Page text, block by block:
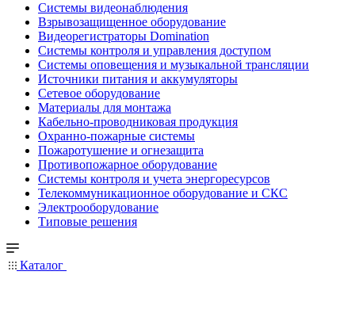
Системы видеонаблюдения
Взрывозащищенное оборудование
Видеорегистраторы Domination
Системы контроля и управления доступом
Системы оповещения и музыкальной трансляции
Источники питания и аккумуляторы
Сетевое оборудование
Материалы для монтажа
Кабельно-проводниковая продукция
Охранно-пожарные системы
Пожаротушение и огнезащита
Противопожарное оборудование
Системы контроля и учета энергоресурсов
Телекоммуникационное оборудование и СКС
Электрооборудование
Типовые решения
Каталог